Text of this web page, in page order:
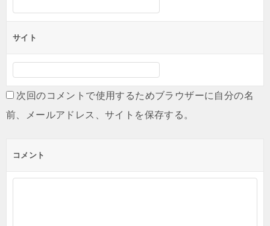
サイト
次回のコメントで使用するためブラウザーに自分の名
前、メールアドレス、サイトを保存する。
コメント